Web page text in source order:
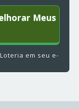
Meus
em seu e-